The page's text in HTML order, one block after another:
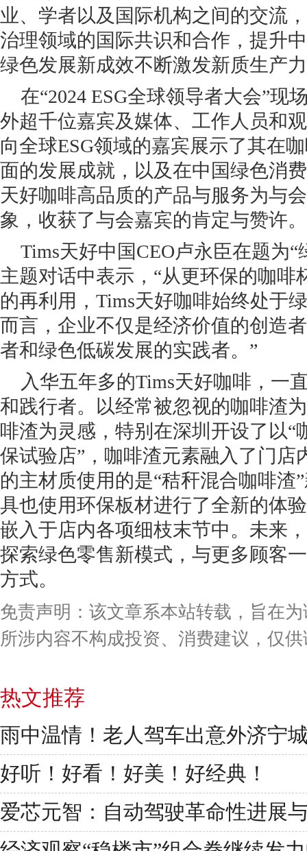
业、学者以及国际机构之间的交流
治理领域的国际共识和合作，提升
绿色发展新成效不断激发新质生产
在“2024 ESG全球领导者大会”现
外超千位嘉宾及媒体、工作人员和
向全球ESG领域的嘉宾展示了其在
面的发展成就，以及在中国绿色消
天好咖啡高品质的产品与服务为与
象，收获了与会嘉宾的肯定与赞许。
Tims天好中国CEO卢永臣在题为
主题对话中表示，“从更环保的咖啡
的再利用，Tims天好咖啡始终处于
而言，企业不仅是经济价值的创造
者和绿色低碳发展的实践者。”
入华五年多的Tims天好咖啡，一
和践行者。以经常被忽视的咖啡渣
啡渣为灵感，特别在深圳开设了以“
保试验店”，咖啡渣元素融入了门店
的主材质使用的是“秸秆混合咖啡渣
具也使用环保板材进行了全新的体
嵌入于店内各项细枝末节中。未来
探索绿色零售新模式，与更多顾客
方式。
免责声明：该文章系本站转载，旨在
所涉内容不构成投资、消费建议，仅
热文推荐
雨中温情！老人驾车出意外济宁
好听！好看！好美！好经典！
爱芯元智：自动驾驶革命性进展